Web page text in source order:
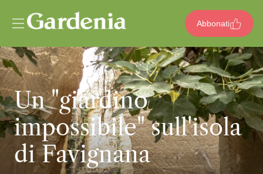
Abbonati
Un "giardino
impossibile" sull'isola
di Favignana